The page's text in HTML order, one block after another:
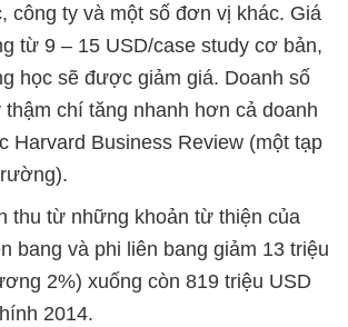
công ty và một số đơn vị khác. Giá
từ 9 – 15 USD/case study cơ bản,
học sẽ được giảm giá. Doanh số
thậm chí tăng nhanh hơn cả doanh
Harvard Business Review (một tạp
thu từ những khoản từ thiện của
bang và phi liên bang giảm 13 triệu
2%) xuống còn 819 triệu USD
2014.